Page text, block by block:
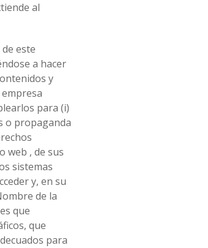
al
este
a hacer
y
para (i)
o propaganda
web , de sus
sistemas
y, en su
de la
que
que
para